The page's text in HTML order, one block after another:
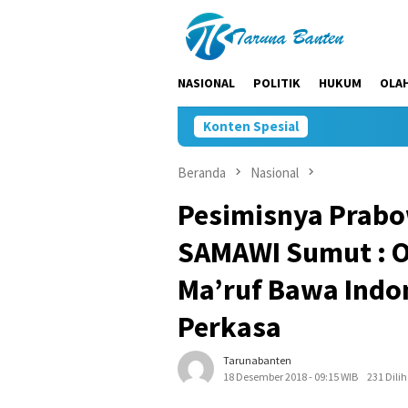
NASIONAL POLITIK HUKUM
Konten Spesial
Beranda Nasional
Pesimisnya
SAMAWI Sumut :
Ma’ruf Bawa
Perkasa
Tarunabanten
18 Desember 2018 - 09:15 WIB
231